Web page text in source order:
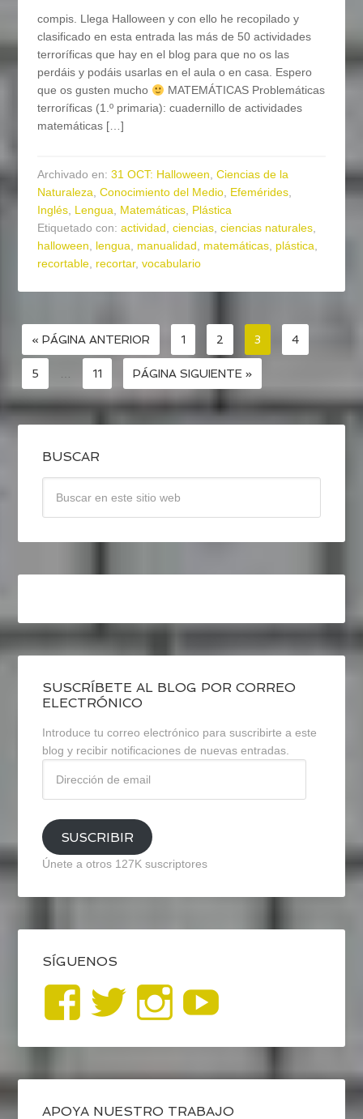
compis. Llega Halloween y con ello he recopilado y
clasificado en esta entrada las más de 50 actividades
terroríficas que hay en el blog para que no os las
perdáis y podáis usarlas en el aula o en casa. Espero
que os gusten mucho
MATEMÁTICAS Problemáticas
terroríficas (1.º primaria): cuadernillo de actividades
matemáticas […]
Archivado en:31 OCT: Halloween,Ciencias de la
Naturaleza,Conocimiento del Medio, Efemérides,
Inglés, Lengua, Matemáticas, Plástica
Etiquetado con:actividad,ciencias,ciencias naturales,
halloween, lengua, manualidad, matemáticas, plástica,
recortable, recortar,vocabulario
« PÁGINA ANTERIOR 1 2 3 4
5 … 11 PÁGINA SIGUIENTE »
BUSCAR
SUSCRÍBETE AL BLOG POR CORREO
ELECTRÓNICO
Introduce tu correo electrónico para suscribirte a este
blog y recibir notificaciones de nuevas entradas.
email
SUSCRIBIR
Únete a otros 127K suscriptores
SÍGUENOS
Ver
perfil
de
Ver
perfil
de
Ver
perfil
de
APOYA NUESTRO TRABAJO